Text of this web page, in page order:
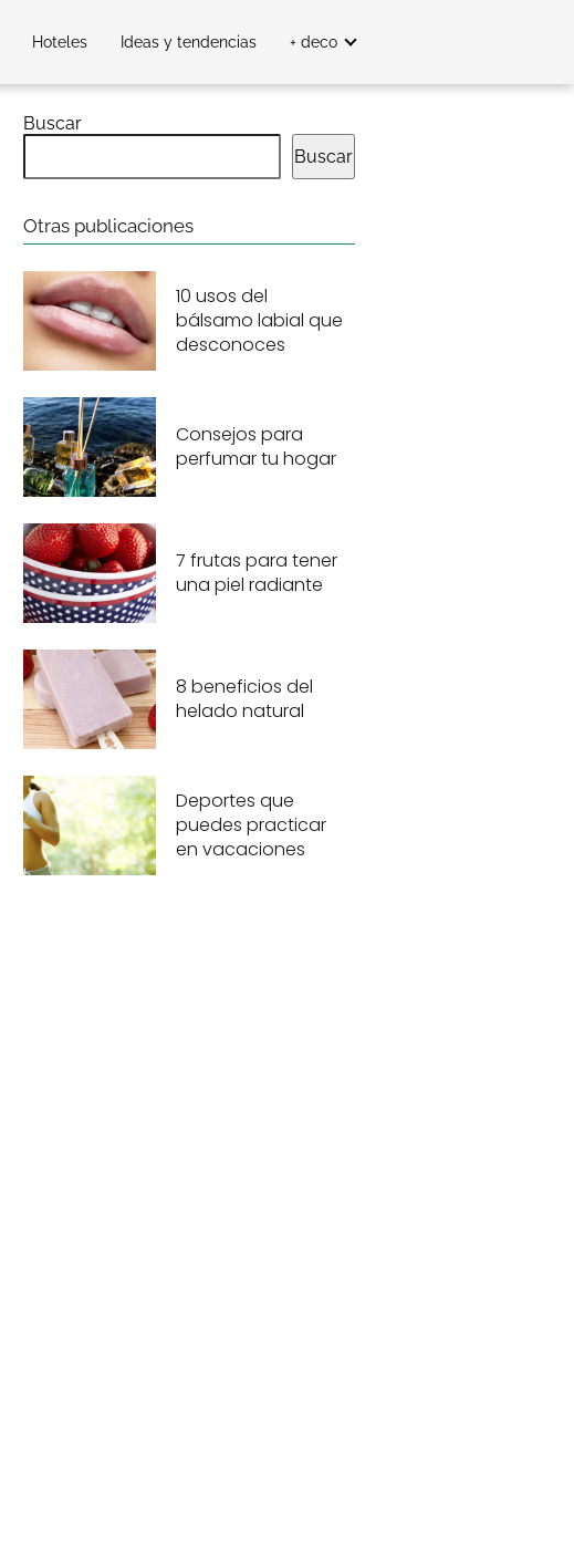
Hoteles Ideas y tendencias + deco
Buscar
Buscar
Otras publicaciones
10 usos del
bálsamo labial que
desconoces
Consejos para
perfumar tu hogar
7 frutas para tener
una piel radiante
8 beneficios del
helado natural
Deportes que
puedes practicar
en vacaciones